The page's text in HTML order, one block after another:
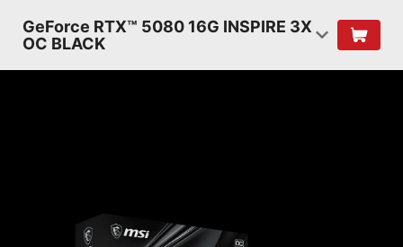
GeForce RTX™ 5080 16G INSPIRE 3X
OC BLACK